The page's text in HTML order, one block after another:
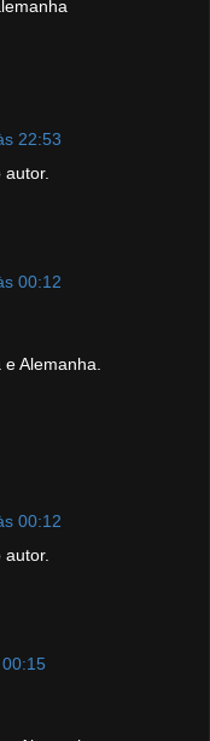
22:53
autor.
00:12
Alemanha.
00:12
autor.